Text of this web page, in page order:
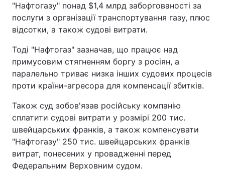
"Нафтогазу" понад $1,4 млрд заборгованості за
послуги з організації транспортування газу, плюс
відсотки, а також судові витрати.
Тоді "Нафтогаз" зазначав, що працює над
примусовим стягненням боргу з росіян, а
паралельно триває низка інших судових процесів
проти країни-агресора для компенсації збитків.
Також суд зобов'язав російську компанію
сплатити судові витрати у розмірі 200 тис.
швейцарських франків, а також компенсувати
"Нафтогазу" 250 тис. швейцарських франків
витрат, понесених у провадженні перед
Федеральним Верховним судом.